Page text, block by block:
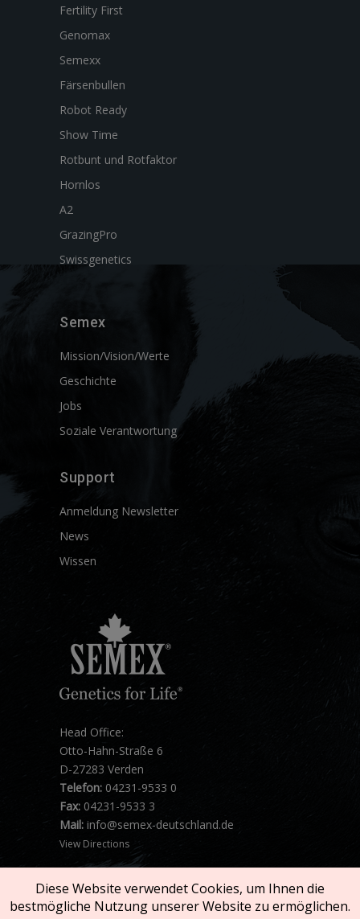
Fertility First
Genomax
Semexx
Färsenbullen
Robot Ready
Show Time
Rotbunt und Rotfaktor
Hornlos
A2
GrazingPro
Swissgenetics
Semex
Mission/Vision/Werte
Geschichte
Jobs
Soziale Verantwortung
Support
Anmeldung Newsletter
News
Wissen
Head Office:
Otto-Hahn-Straße 6
D-27283 Verden
Telefon: 04231-9533 0
Fax: 04231-9533 3
Mail: info@semex-deutschland.de
View Directions
Diese Website verwendet Cookies, um Ihnen die
bestmögliche Nutzung unserer Website zu ermöglichen.